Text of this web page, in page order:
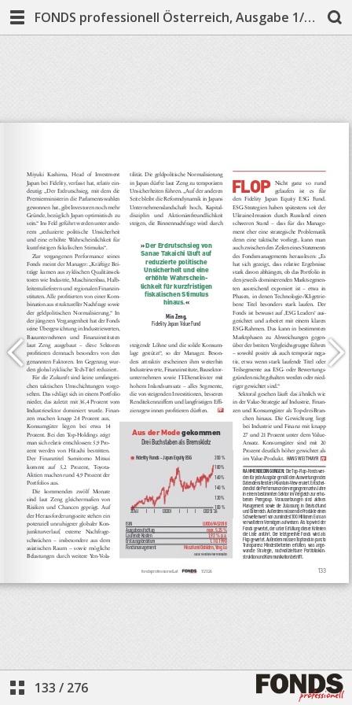
FONDS professionell Österreich, Ausgabe 1/2026
133 / 276